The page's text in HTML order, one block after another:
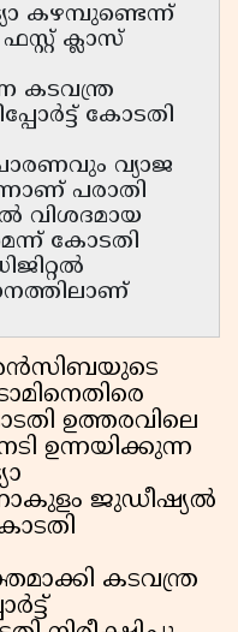
കഴമ്പുണ്ടെന്ന്
ക്ലാസ്
കടവന്ത്ര
കോടതി
വ്യാജ
പരാതി
വിശദമായ
കോടതി
ഉത്തരവിലെ
ഉന്നയിക്കുന്ന
ജുഡീഷ്യൽ
കടവന്ത്ര